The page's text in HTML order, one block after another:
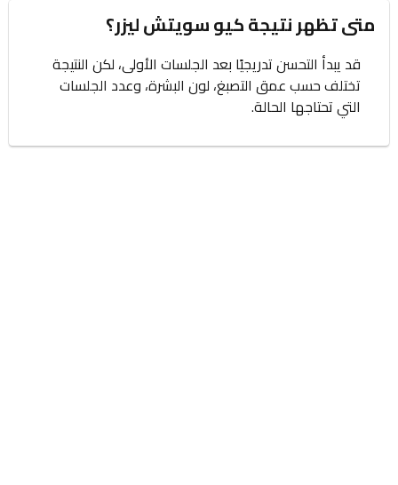
متى تظهر نتيجة كيو سويتش ليزر؟
قد يبدأ التحسن تدريجيًا بعد الجلسات الأولى، لكن النتيجة
تختلف حسب عمق التصبغ، لون البشرة، وعدد الجلسات
التي تحتاجها الحالة.